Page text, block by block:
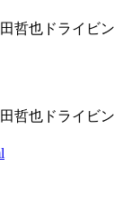
哲也ドライビン
哲也ドライビン